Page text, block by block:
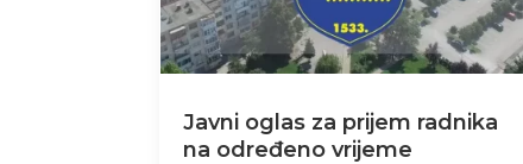
Javni oglas za prijem radnika
na određeno vrijeme